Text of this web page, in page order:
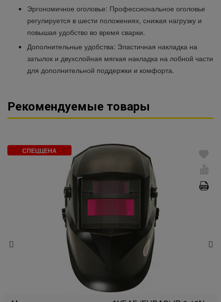
Эргономичное оголовье: Профессиональное оголовье
регулируется в шести положениях, снижая нагрузку и
повышая удобство во время сварки.
Дополнительные удобства: Эластичная накладка на
затылок и двухслойная мягкая накладка на лобной части
для дополнительной поддержки и комфорта.
Рекомендуемые товары
СПЕЦЦЕНА